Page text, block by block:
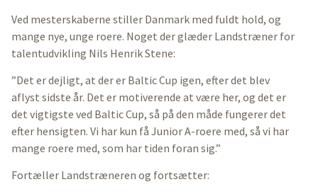
Ved mesterskaberne stiller Danmark med fuldt hold, og
mange nye, unge roere. Noget der glæder Landstræner for
talentudvikling Nils Henrik Stene:
”Det er dejligt, at der er Baltic Cup igen, efter det blev
aflyst sidste år. Det er motiverende at være her, og det er
det vigtigste ved Baltic Cup, så på den måde fungerer det
efter hensigten. Vi har kun få Junior A-roere med, så vi har
mange roere med, som har tiden foran sig.”
Fortæller Landstræneren og fortsætter: